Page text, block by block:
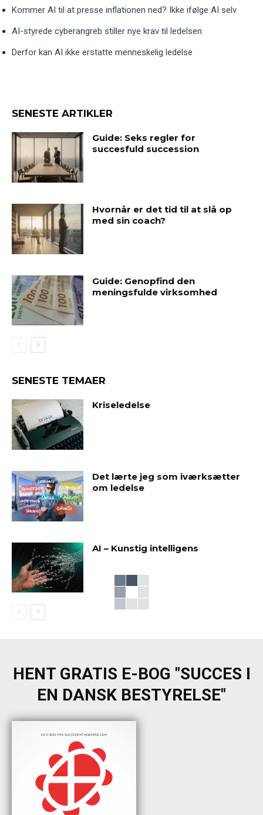
Kommer AI til at presse inflationen ned? Ikke ifølge AI selv
AI-styrede cyberangreb stiller nye krav til ledelsen
Derfor kan AI ikke erstatte menneskelig ledelse
SENESTE ARTIKLER
Guide: Seks regler for
succesfuld succession
Hvornår er det tid til at slå op
med sin coach?
Guide: Genopfind den
meningsfulde virksomhed
SENESTE TEMAER
Kriseledelse
Det lærte jeg som iværksætter
om ledelse
AI – Kunstig intelligens
HENT GRATIS E-BOG "SUCCES I
EN DANSK BESTYRELSE"